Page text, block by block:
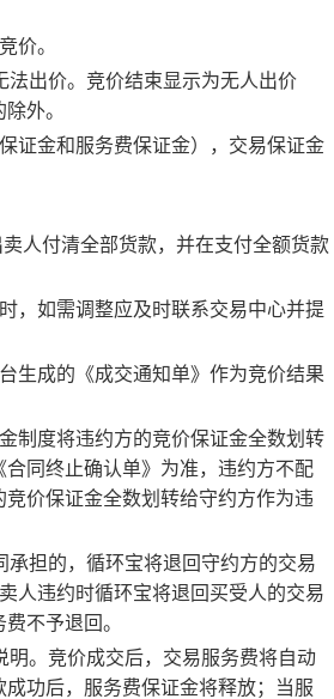
价。
出价。竞价结束显示为无人出价
外。
证金和服务费保证金），交易保证金
人付清全部货款，并在支付全额货款
，如需调整应及时联系交易中心并提
生成的《成交通知单》作为竞价结果
制度将违约方的竞价保证金全数划转
同终止确认单》为准，违约方不配
价保证金全数划转给守约方作为违
担的，循环宝将退回守约方的交易
人违约时循环宝将退回买受人的交易
不予退回。
。竞价成交后，交易服务费将自动
功后，服务费保证金将释放；当服